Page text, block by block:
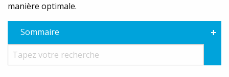
manière optimale.
Sommaire +